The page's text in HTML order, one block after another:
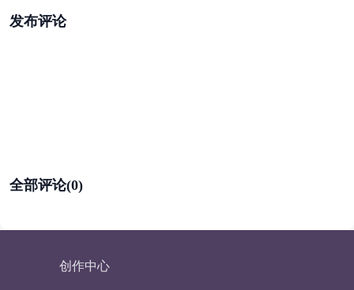
发布评论
全部评论(0)
创作中心